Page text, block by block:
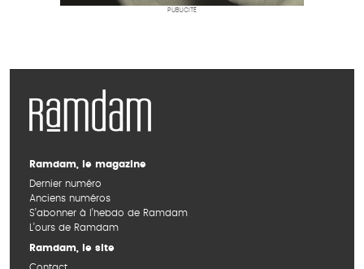
PUBLICITÉ
Ramdam, le magazine
Dernier numéro
Anciens numéros
S’abonner à l’hebdo de Ramdam
L’ours de Ramdam
Ramdam, le site